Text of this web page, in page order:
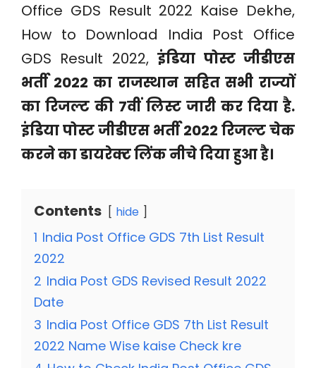
Office GDS Result 2022 Kaise Dekhe,
How to Download India Post Office
GDS Result 2022,इंडिया पोस्ट जीडीएस
भर्ती 2022 का राजस्थान सहित सभी राज्यों
का रिजल्ट की 7वीं लिस्ट जारी कर दिया है.
इंडिया पोस्ट जीडीएस भर्ती 2022 रिजल्ट चेक
करने का डायरेक्ट लिंक नीचे दिया हुआ है।
Contents hide
1 India Post Office GDS 7th List Result
2022
2 India Post GDS Revised Result 2022
Date
3 India Post Office GDS 7th List Result
2022 Name Wise kaise Check kre